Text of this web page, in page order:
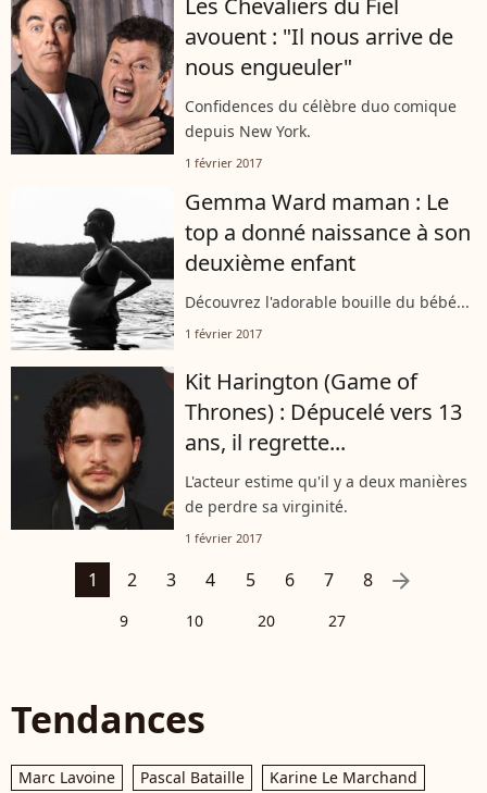
Les Chevaliers du Fiel
avouent : "Il nous arrive de
nous engueuler"
Confidences du célèbre duo comique
depuis New York.
1 février 2017
Gemma Ward maman : Le
top a donné naissance à son
deuxième enfant
Découvrez l'adorable bouille du bébé...
1 février 2017
Kit Harington (Game of
Thrones) : Dépucelé vers 13
ans, il regrette...
L'acteur estime qu'il y a deux manières
de perdre sa virginité.
1 février 2017
1 2 3 4 5 6 7 8
9 10 20 27
arrow_right
Tendances
Marc Lavoine Pascal Bataille
Karine Le Marchand